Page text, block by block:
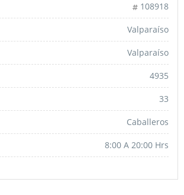
108918
Valparaíso
Valparaíso
4935
33
Caballeros
8:00 A 20:00 Hrs